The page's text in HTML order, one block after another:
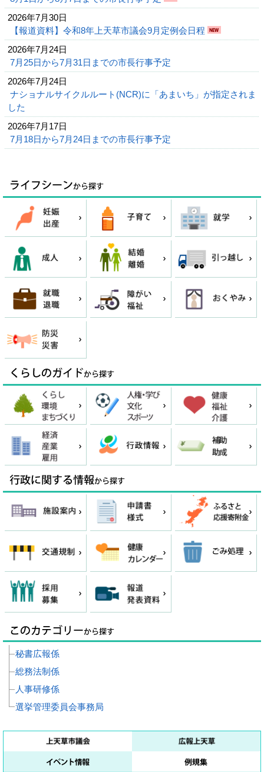
2026年7月30日
【報道資料】令和8年上天草市議会9月定例会日程
2026年7月24日
7月25日から7月31日までの市長行事予定
2026年7月24日
ナショナルサイクルルート(NCR)に「あまいち」が指定されま
した
2026年7月17日
7月18日から7月24日までの市長行事予定
秘書広報係
総務法制係
人事研修係
選挙管理委員会事務局